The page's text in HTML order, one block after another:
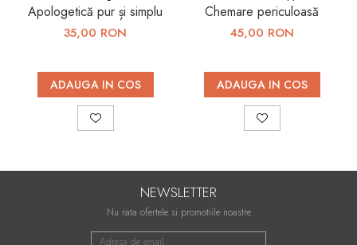
Apologetică pur și simplu
35,00 RON
ADAUGA IN COS
Chemare periculoasă
45,00 RON
ADAUGA IN COS
NEWSLETTER
Nu rata ofertele si promotiile noastre